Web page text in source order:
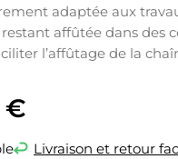
adaptée aux
restant affûtée dans des
l’affûtage de la
€
Livraison et retour